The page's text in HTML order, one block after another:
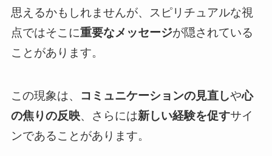
思えるかもしれませんが、スピリチュアルな視
点ではそこに重要なメッセージが隠されている
ことがあります。
この現象は、 コミュニケーションの見直しや心
の焦りの反映、さらには新しい経験を促すサイ
ンであることがあります。